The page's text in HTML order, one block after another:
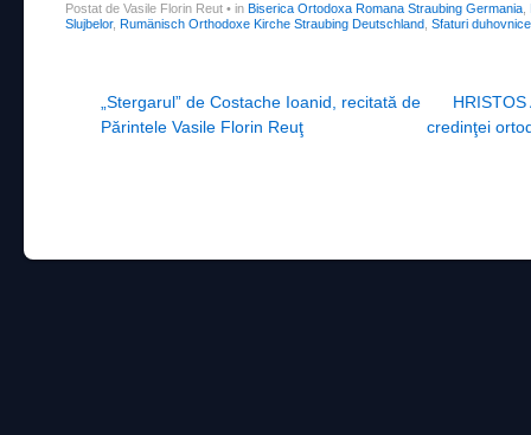
Postat de Vasile Florin Reut • in Biserica Ortodoxa Romana Straubing Germania
Slujbelor, Rumänisch Orthodoxe Kirche Straubing Deutschland Sfaturi
Post navigation
„Stergarul” de Costache Ioanid, recitată de
Părintele Vasile Florin Reuţ
credinţei